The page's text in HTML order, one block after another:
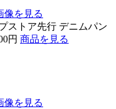
像を見る
ストア先行 デニムパン
円 商品を見る
像を見る